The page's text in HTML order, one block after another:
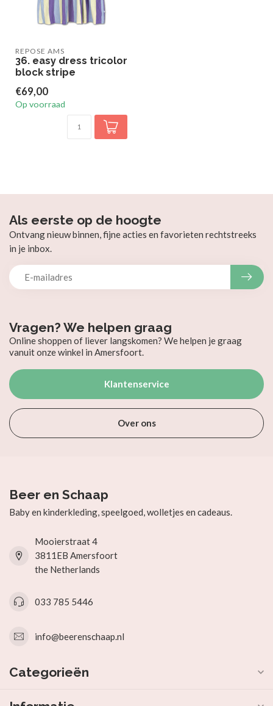
REPOSE AMS
36. easy dress tricolor
block stripe
€69,00
Op voorraad
Vragen? We helpen graag
Online shoppen of liever langskomen? We helpen je graag
vanuit onze winkel in Amersfoort.
Klantenservice
Over ons
Als eerste op de hoogte
Ontvang nieuw binnen, fijne acties en favorieten rechtstreeks
in je inbox.
Beer en Schaap
Baby en kinderkleding, speelgoed, wolletjes en cadeaus.
Mooierstraat 4
3811EB Amersfoort
the Netherlands
033 785 5446
info@beerenschaap.nl
Categorieën